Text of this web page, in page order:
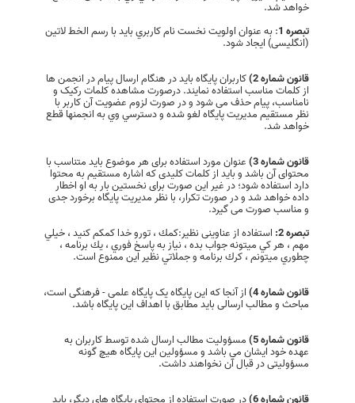
خواهد شد.
تبصره 1 : به عنوان اولویت نخست نام كاربري باید با رسم الخط لاتین
(انگلیسی) ایجاد شود.
قانون شماره 2) کاربران پایگاه باید در هنگام ارسال پیام در انجمن ها
از کلمات مناسب استفاده نمایند. درصورت مشاهده کلمات رکیک و
نامناسب، پیام حذف می شود و در صورت لزوم عضویت آن كاربر با
نظر مستقیم مدیریت پایگاه لغو شده و دسترسي وي به انجمنها قطع
خواهد شد.
قانون شماره 3) عنوان مورد استفاده برای هر موضوع باید متناسب با
محتوای آن باشد و باید از کلمات کلیدی که اشاره مستقیم به محتوا
دارد استفاده شود؛ در غیر این صورت برای نخستین بار به او اخطار
داده خواهد شد و در صورت تکرار، با نظر مدیریت پایگاه برخورد جدی
و مناسب صورت می گیرد.
تبصره 2:
استفاده از عناوینی نظیر:كمك ، تورو خدا كمكم كنيد ، خيلي
مهم ، هر كي ميتونه جواب بده ، نياز به پاسخ فوري ، يك برنامه ،
چطوري ميتونم ، كرك برنامه و جملاتي نظیر این ممنوع است.
قانون شماره 4) از آنجا که این پایگاه یک پایگاه علمی - فرهنگی است،
مباحث و مطالب ارسالی باید مطابق با اهداف این پایگاه باشد.
قانون شماره 5) مسؤولیت مطالب ارسال شده توسط کاربران به
عهده خود ایشان می باشد و مسؤولین این پایگاه هیچ گونه
مسؤولیتی در قبال آن نخواهند داشت.
قانون شماره 6) در صورت استفاده از محتوای پایگاه های دیگر، باید